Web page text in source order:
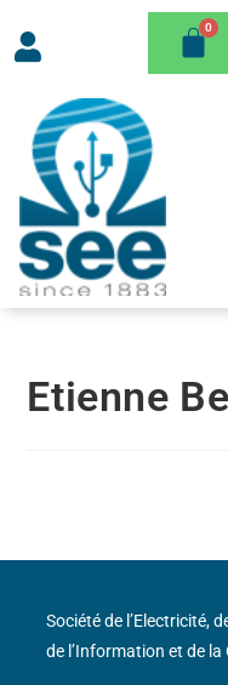
Etienne
Société de l’Electricité,
de l’Information et de